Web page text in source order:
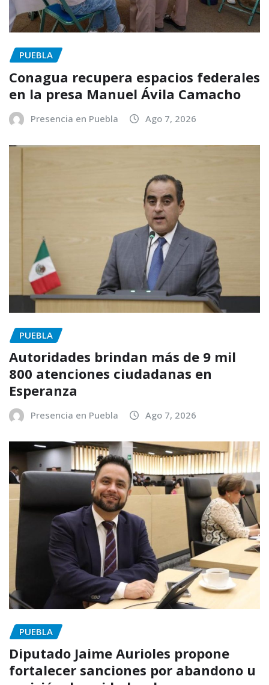
PUEBLA
Conagua recupera espacios federales
en la presa Manuel Ávila Camacho
Presencia en Puebla Ago 7, 2026
PUEBLA
Autoridades brindan más de 9 mil
800 atenciones ciudadanas en
Esperanza
Presencia en Puebla Ago 7, 2026
PUEBLA
Diputado Jaime Aurioles propone
fortalecer sanciones por abandono u